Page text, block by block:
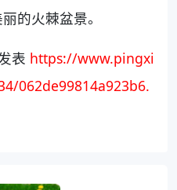
的火棘盆景。
表 https://www.pingxi
062de99814a923b6.